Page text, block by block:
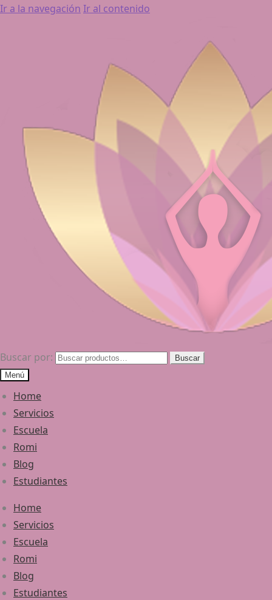
Ir a la navegación Ir al contenido
Buscar por:
Buscar
Menú
Home
Servicios
Escuela
Romi
Blog
Estudiantes
Home
Servicios
Escuela
Romi
Blog
Estudiantes